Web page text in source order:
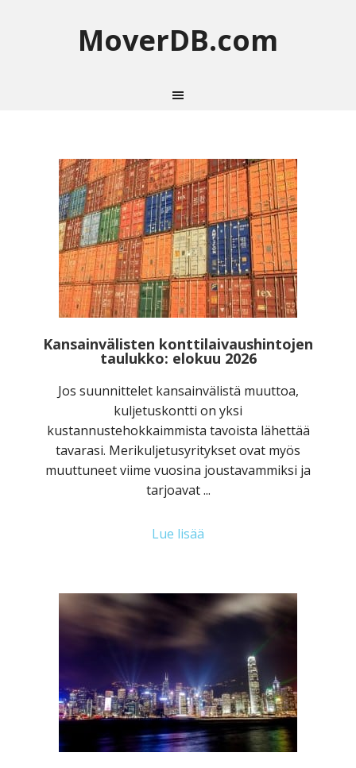
MoverDB.com
Kansainvälisten konttilaivaushintojen
taulukko: elokuu 2026
Jos suunnittelet kansainvälistä muuttoa,
kuljetuskontti on yksi
kustannustehokkaimmista tavoista lähettää
tavarasi. Merikuljetusyritykset ovat myös
muuttuneet viime vuosina joustavammiksi ja
tarjoavat ...
Lue lisää